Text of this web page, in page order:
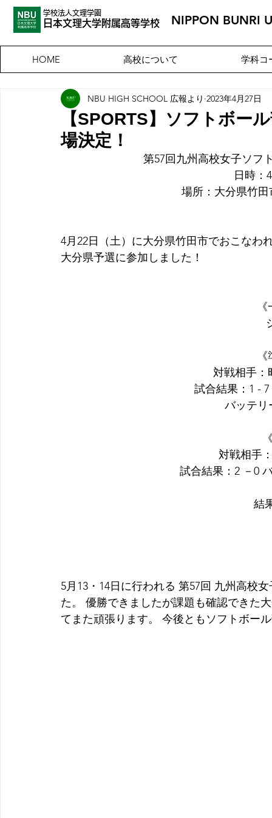
学校法人文理学園
​日本文理大学附属高等学校 NIPPON BUNRI
HOME 高校について 学科コ
【SPORTS】ソフトボー
場決定！
NBU HIGH SCHOOL 広報より 2023年4月27日
第57回九州高校女子ソフ
日時：
場所：大分県竹
4月22日（土）に大分県竹田市でおこなわ
大分県予選に参加しました！
対戦相手
試合結果：1 -
バッテ
対戦相手
試合結果：2 －0
結
5月13・14日に行われる 第57回 九州高校
た。 優勝できましたが課題も確認できた
てまた頑張ります。 今後ともソフトボー